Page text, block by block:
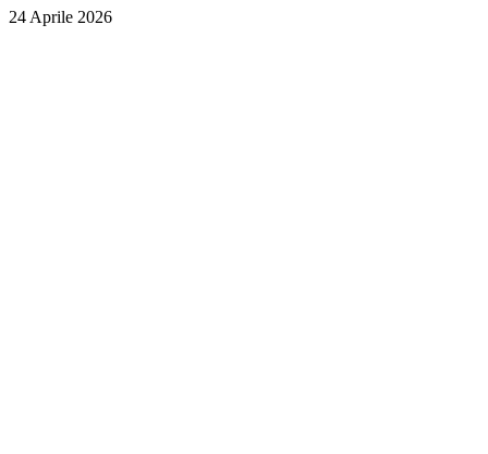
24 Aprile 2026